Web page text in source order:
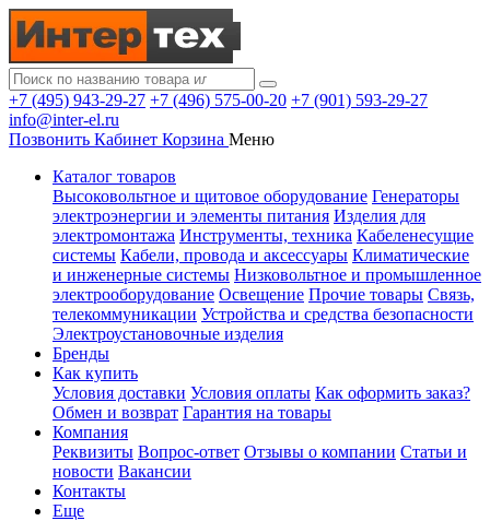
+7 (495) 943-29-27 +7 (496) 575-00-20 +7 (901) 593-29-27
info@inter-el.ru
Позвонить Кабинет Корзина Меню
Каталог товаров
Высоковольтное и щитовое оборудование Генераторы
электроэнергии и элементы питания Изделия для
электромонтажа Инструменты, техника Кабеленесущие
системы Кабели, провода и аксессуары Климатические
и инженерные системы Низковольтное и промышленное
электрооборудование Освещение Прочие товары Связь,
телекоммуникации Устройства и средства безопасности
Электроустановочные изделия
Бренды
Как купить
Условия доставки Условия оплаты Как оформить заказ?
Обмен и возврат Гарантия на товары
Компания
Реквизиты Вопрос-ответ Отзывы о компании Статьи и
новости Вакансии
Контакты
Еще